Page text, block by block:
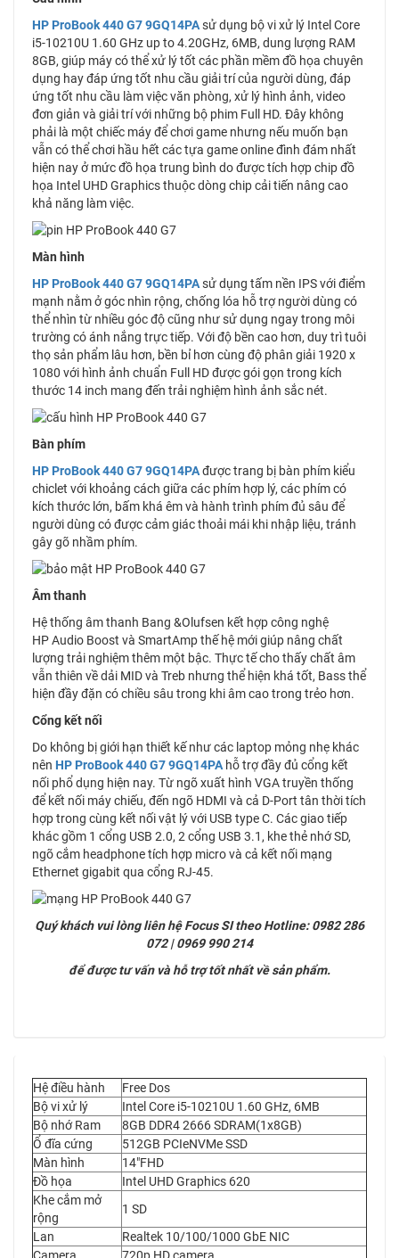
HP ProBook 440 G7 9GQ14PAsử dụng bộ vi xử lý Intel Core
i5-10210U 1.60 GHz up to 4.20GHz, 6MB, dung lượng RAM
8GB, giúp máy có thể xử lý tốt các phần mềm đồ họa chuyên
dụng hay đáp ứng tốt nhu cầu giải trí của người dùng, đáp
ứng tốt nhu cầu làm việc văn phòng, xử lý hình ảnh, video
đơn giản và giải trí với những bộ phim Full HD. Đây không
phải là một chiếc máy để chơi game nhưng nếu muốn bạn
vẫn có thể chơi hầu hết các tựa game online đình đám nhất
hiện nay ở mức đồ họa trung bình do được tích hợp chip đồ
họa Intel UHD Graphics thuộc dòng chip cải tiến nâng cao
khả năng làm việc.
Màn hình
HP ProBook 440 G7 9GQ14PAsử dụng tấm nền IPS với điểm
mạnh nằm ở góc nhìn rộng, chống lóa hỗ trợ người dùng có
thể nhìn từ nhiều góc độ cũng như sử dụng ngay trong môi
trường có ánh nắng trực tiếp. Với độ bền cao hơn, duy trì tuôi
thọ sản phẩm lâu hơn, bền bỉ hơn cùng độ phân giải 1920 x
1080 với hình ảnh chuẩn Full HD được gói gọn trong kích
thước 14 inch mang đến trải nghiệm hình ảnh sắc nét.
Bàn phím
HP ProBook 440 G7 9GQ14PAđược trang bị bàn phím kiểu
chiclet với khoảng cách giữa các phím hợp lý, các phím có
kích thước lớn, bấm khá êm và hành trình phím đủ sâu để
người dùng có được cảm giác thoải mái khi nhập liệu, tránh
gây gõ nhầm phím.
Âm thanh
Hệ thống âm thanh Bang &Olufsen kết hợp công nghệ
HP Audio Boost và SmartAmp thế hệ mới giúp nâng chất
lượng trải nghiệm thêm một bậc. Thực tế cho thấy chất âm
vẫn thiên về dải MID và Treb nhưng thể hiện khá tốt, Bass thể
hiện đầy đặn có chiều sâu trong khi âm cao trong trẻo hơn.
Cổng kết nối
Do không bị giới hạn thiết kế như các laptop mỏng nhẹ khác
nên HP ProBook 440 G7 9GQ14PA hỗ trợ đầy đủ cổng kết
nối phổ dụng hiện nay. Từ ngõ xuất hình VGA truyền thống
để kết nối máy chiếu, đến ngõ HDMI và cả D-Port tân thời tích
hợp trong cùng kết nối vật lý với USB type C. Các giao tiếp
khác gồm 1 cổng USB 2.0, 2 cổng USB 3.1, khe thẻ nhớ SD,
ngõ cắm headphone tích hợp micro và cả kết nối mạng
Ethernet gigabit qua cổng RJ-45.
Quý khách vui lòng liên hệ Focus SI theo Hotline: 0982 286
072 | 0969 990 214
để được tư vấn và hỗ trợ tốt nhất về sản phẩm.
Hệ điều hành
Free Dos
Bộ vi xử lý
Intel Core i5-10210U 1.60 GHz, 6MB
Bộ nhớ Ram
8GB DDR4 2666 SDRAM(1x8GB)
Ổ đĩa cứng
512GB PCIeNVMe SSD
Màn hình
14″FHD
Đồ họa
Intel UHD Graphics 620
Khe cắm mở
rộng
1 SD
Lan
Realtek 10/100/1000 GbE NIC